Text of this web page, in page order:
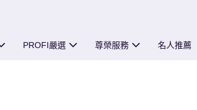
PROFI嚴選 尊榮服務 名人推薦